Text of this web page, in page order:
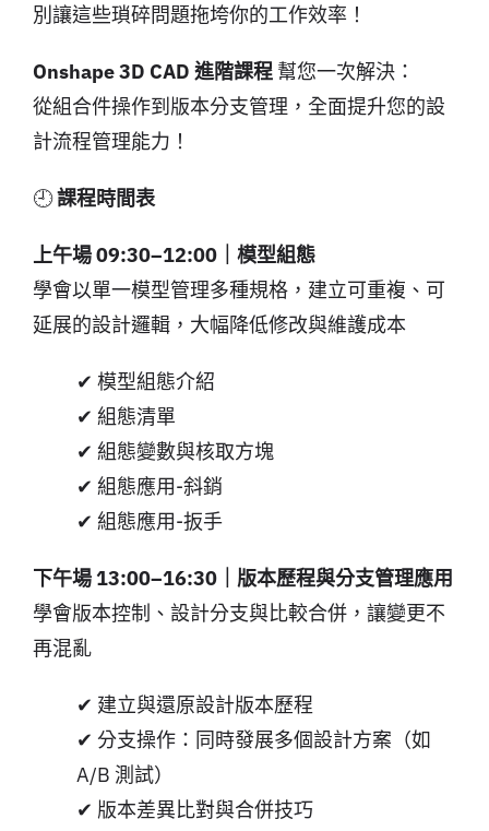
別讓這些瑣碎問題拖垮你的工作效率！
Onshape 3D CAD 進階課程 幫您一次解決：
從組合件操作到版本分支管理，全面提升您的設
計流程管理能力！
🕘課程時間表
上午場 09:30–12:00｜模型組態
學會以單一模型管理多種規格，建立可重複、可
延展的設計邏輯，大幅降低修改與維護成本
✔ 模型組態介紹
✔ 組態清單
✔ 組態變數與核取方塊
✔ 組態應用-斜銷
✔ 組態應用-扳手
下午場 13:00–16:30｜版本歷程與分支管理應用
學會版本控制、設計分支與比較合併，讓變更不
再混亂
✔ 建立與還原設計版本歷程
✔ 分支操作：同時發展多個設計方案（如
A/B 測試）
✔ 版本差異比對與合併技巧